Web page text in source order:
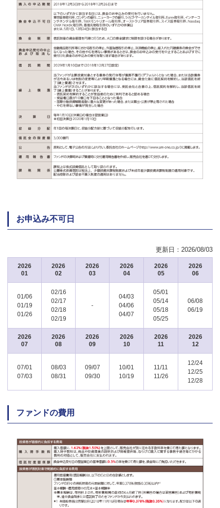
お申込み不可日
更新日： 2026/08/03
2026
01
2026
02
2026
03
2026
04
2026
05
2026
06
01/06
01/19
01/26
02/16
02/17
02/18
02/19
-
04/03
04/06
04/07
05/01
05/14
05/18
05/25
06/08
06/19
2026
07
2026
08
2026
09
2026
10
2026
11
2026
12
07/01
07/03
08/03
08/31
09/07
09/30
10/01
10/19
11/11
11/26
12/24
12/25
12/28
ファンドの費用